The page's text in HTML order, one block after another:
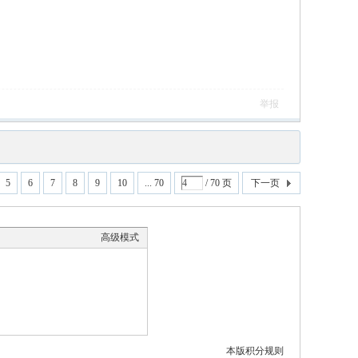
举报
5 6 7 8 9 10 ... 70 / 70 页 下一页
高级模式
本版积分规则